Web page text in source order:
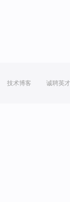
技术博客 诚聘英才